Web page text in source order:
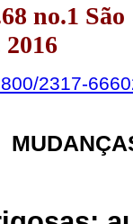
no.1 São
2317-